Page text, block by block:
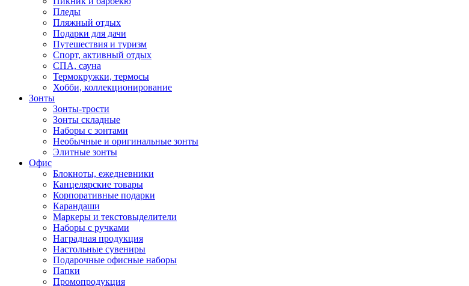
Пледы
Пляжный отдых
Подарки для дачи
Путешествия и туризм
Спорт, активный отдых
СПА, сауна
Термокружки, термосы
Хобби, коллекционирование
Зонты
Зонты-трости
Зонты складные
Наборы с зонтами
Необычные и оригинальные зонты
Элитные зонты
Офис
Блокноты, ежедневники
Канцелярские товары
Корпоративные подарки
Карандаши
Маркеры и текстовыделители
Наборы с ручками
Наградная продукция
Настольные сувениры
Подарочные офисные наборы
Папки
Промопродукция